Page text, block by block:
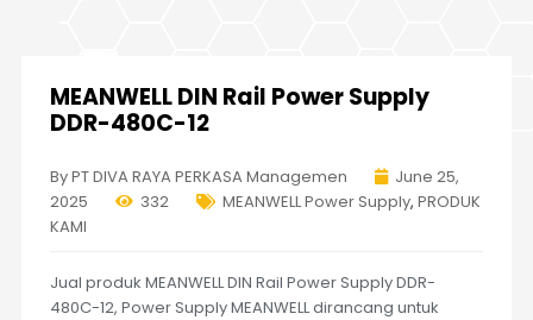
MEANWELL DIN Rail Power Supply
DDR-480C-12
By PT DIVA RAYA PERKASA Managemen
June 25,
2025
332 MEANWELL Power Supply, PRODUK
KAMI
Jual produk MEANWELL DIN Rail Power Supply DDR-
480C-12, Power Supply MEANWELL dirancang untuk